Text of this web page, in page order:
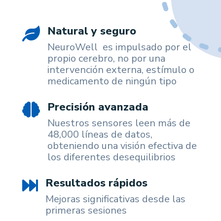
 Natural y seguro
NeuroWell es impulsado por el
propio cerebro, no por una
intervención externa, estímulo o
medicamento de ningún tipo
 Precisión avanzada
Nuestros sensores leen más de
48,000 líneas de datos,
obteniendo una visión efectiva de
los diferentes desequilibrios
 Resultados rápidos
Mejoras significativas desde las
primeras sesiones